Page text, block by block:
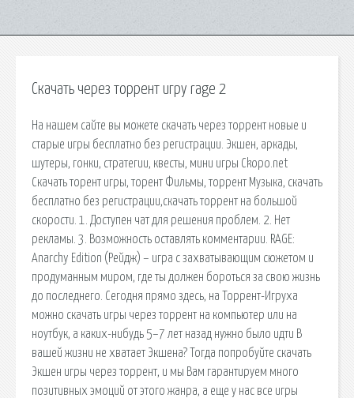
Скачать через торрент игру rage 2
На нашем сайте вы можете скачать через торрент новые и
старые игры бесплатно без регистрации. Экшен, аркады,
шутеры, гонки, стратегии, квесты, мини игры Ckopo.net
Скачать торент игры, торент Фильмы, торрент Музыка, скачать
бесплатно без регистрации,скачать торрент на большой
скорости. 1. Доступен чат для решения проблем. 2. Нет
рекламы. 3. Возможность оставлять комментарии. RAGE:
Anarchy Edition (Рейдж) – игра с захватывающим сюжетом и
продуманным миром, где ты должен бороться за свою жизнь
до последнего. Сегодня прямо здесь, на Торрент-Игруха
можно скачать игры через торрент на компьютер или на
ноутбук, а каких-нибудь 5–7 лет назад нужно было идти В
вашей жизни не хватает Экшена? Тогда попробуйте скачать
Экшен игры через торрент, и мы Вам гарантируем много
позитивных эмоций от этого жанра, а еще у нас все игры